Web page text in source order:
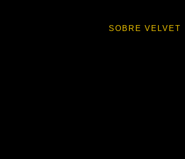
SOBRE VELVET